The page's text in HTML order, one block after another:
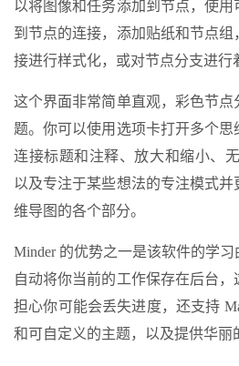
以将图像和任务添加到节点，使
到节点的连接，添加贴纸和节点
接进行样式化，或对节点分支进行
这个界面非常简单直观，彩色节
题。你可以使用选项卡打开多个思
连接标题和注释、放大和缩小、
以及专注于某些想法的专注模式
维导图的各个部分。
Minder 的优势之一是该软件的学
自动将你当前的工作保存在后台
担心你可能会丢失进度，还支持
和可自定义的主题，以及提供华丽